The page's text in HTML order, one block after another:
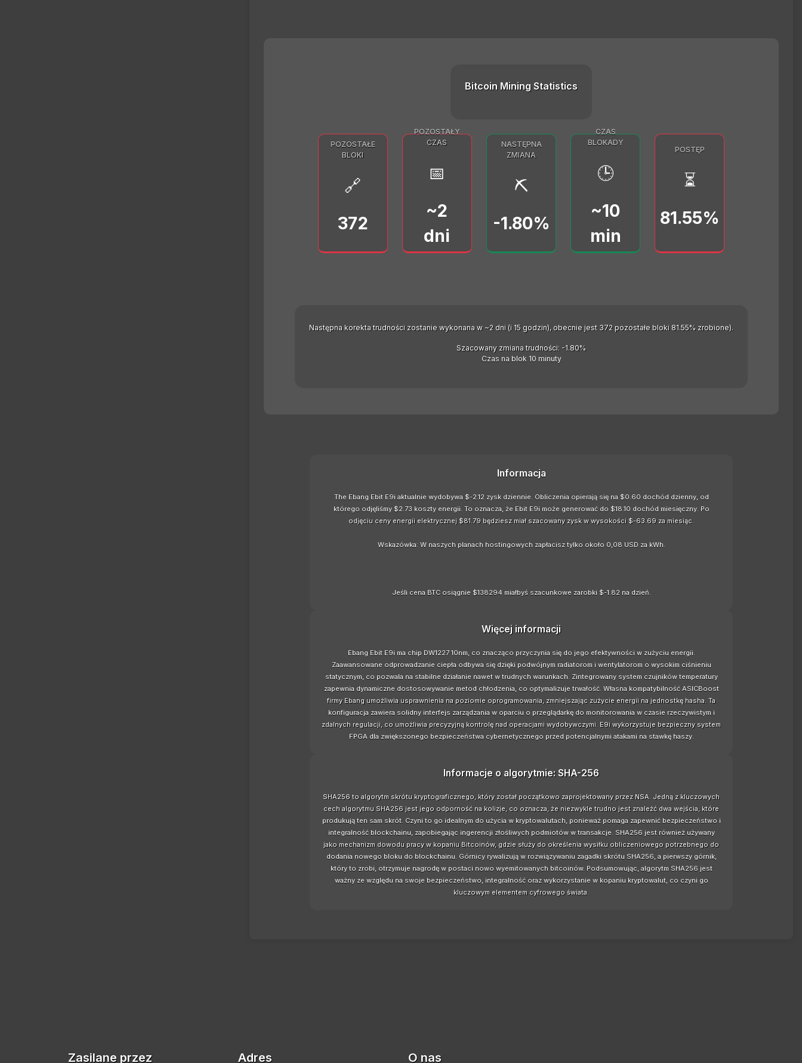
Bitcoin Mining Statistics
POZOSTAŁE
BLOKI
🔗
372
POZOSTAŁY
CZAS
📅
~2
dni
NASTĘPNA
ZMIANA
⛏️
-1.80%
CZAS
BLOKADY
🕒
~10
min
POSTĘP
⏳
81.55%
Następna korekta trudności zostanie wykonana w ~2 dni (i 15 godzin), obecnie jest 372 pozostałe bloki 81.55% zrobione).
Szacowany zmiana trudności: -1.80%
Czas na blok 10 minuty
Informacja
The Ebang Ebit E9i aktualnie wydobywa $-2.12 zysk dziennie. Obliczenia opierają się na $0.60 dochód dzienny, od
którego odjęliśmy $2.73 koszty energii. To oznacza, że Ebit E9i może generować do $18.10 dochód miesięczny. Po
odjęciu ceny energii elektrycznej $81.79 będziesz miał szacowany zysk w wysokości $-63.69 za miesiąc.
Wskazówka: W naszych planach hostingowych zapłacisz tylko około 0,08 USD za kWh.
Jeśli cena BTC osiągnie $138294 miałbyś szacunkowe zarobki $-1.82 na dzień.
Więcej informacji
Ebang Ebit E9i ma chip DW1227 10nm, co znacząco przyczynia się do jego efektywności w zużyciu energii.
Zaawansowane odprowadzanie ciepła odbywa się dzięki podwójnym radiatorom i wentylatorom o wysokim ciśnieniu
statycznym, co pozwala na stabilne działanie nawet w trudnych warunkach. Zintegrowany system czujników temperatury
zapewnia dynamiczne dostosowywanie metod chłodzenia, co optymalizuje trwałość. Własna kompatybilność ASICBoost
firmy Ebang umożliwia usprawnienia na poziomie oprogramowania, zmniejszając zużycie energii na jednostkę hasha. Ta
konfiguracja zawiera solidny interfejs zarządzania w oparciu o przeglądarkę do monitorowania w czasie rzeczywistym i
zdalnych regulacji, co umożliwia precyzyjną kontrolę nad operacjami wydobywczymi. E9i wykorzystuje bezpieczny system
FPGA dla zwiększonego bezpieczeństwa cybernetycznego przed potencjalnymi atakami na stawkę haszy.
Informacje o algorytmie: SHA-256
SHA256 to algorytm skrótu kryptograficznego, który został początkowo zaprojektowany przez NSA. Jedną z kluczowych
cech algorytmu SHA256 jest jego odporność na kolizje, co oznacza, że niezwykle trudno jest znaleźć dwa wejścia, które
produkują ten sam skrót. Czyni to go idealnym do użycia w kryptowalutach, ponieważ pomaga zapewnić bezpieczeństwo i
integralność blockchainu, zapobiegając ingerencji złośliwych podmiotów w transakcje. SHA256 jest również używany
jako mechanizm dowodu pracy w kopaniu Bitcoinów, gdzie służy do określenia wysiłku obliczeniowego potrzebnego do
dodania nowego bloku do blockchainu. Górnicy rywalizują w rozwiązywaniu zagadki skrótu SHA256, a pierwszy górnik,
który to zrobi, otrzymuje nagrodę w postaci nowo wyemitowanych bitcoinów. Podsumowując, algorytm SHA256 jest
ważny ze względu na swoje bezpieczeństwo, integralność oraz wykorzystanie w kopaniu kryptowalut, co czyni go
kluczowym elementem cyfrowego świata.
Zasilane przez Adres O nas